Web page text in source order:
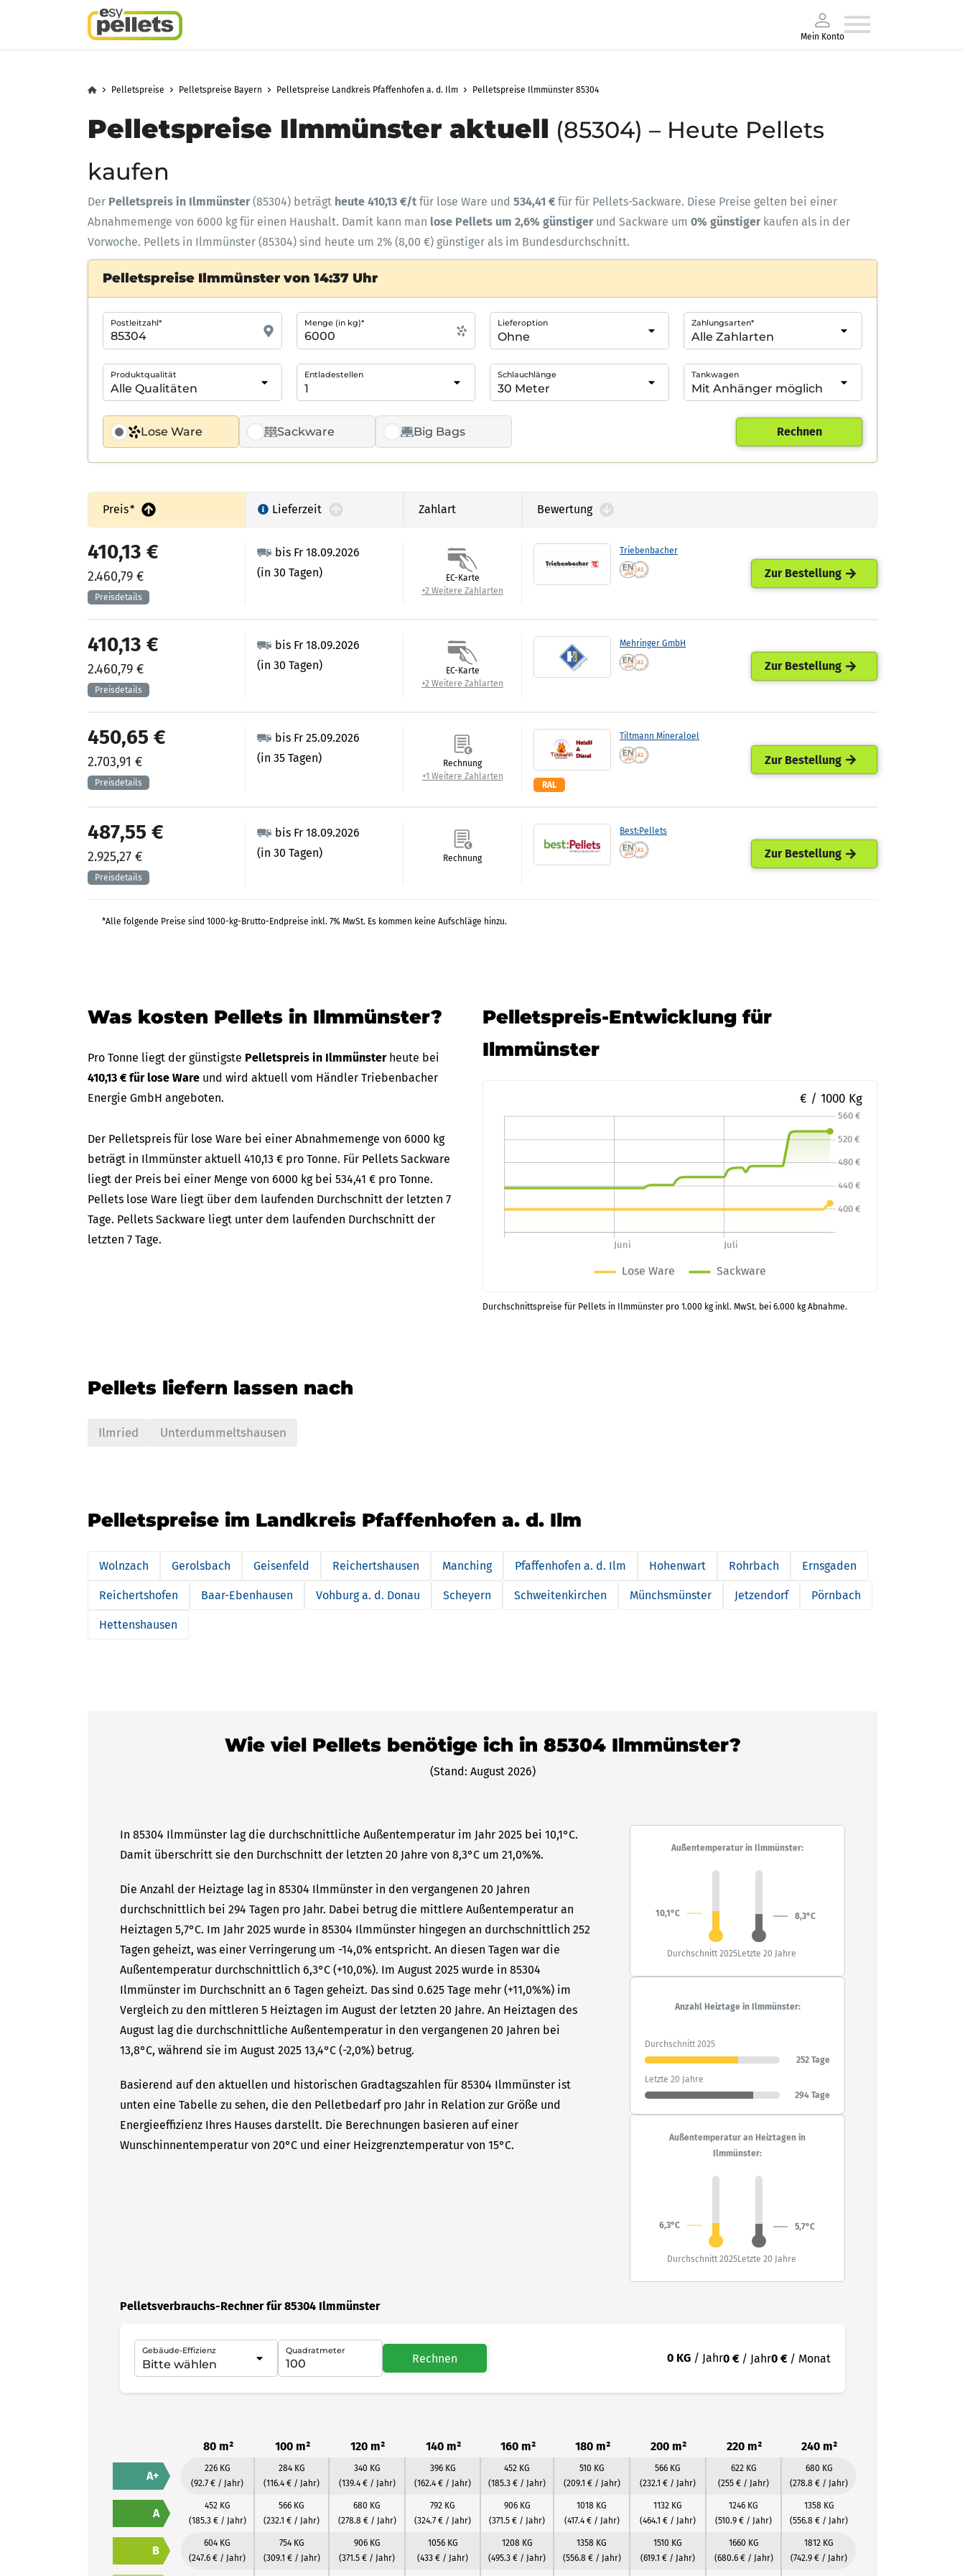
Mein Konto
Pelletspreise Pelletspreise Bayern Pelletspreise Landkreis Pfaffenhofen a. d. Ilm Pelletspreise Ilmmünster 85304
Pelletspreise Ilmmünster aktuell (85304) – Heute Pellets
kaufen
Der Pelletspreis in Ilmmünster(85304) beträgt heute 410,13 €/t für lose Ware und 534,41 € für für Pellets-Sackware. Diese Preise gelten bei einer
Abnahmemenge von 6000 kg für einen Haushalt. Damit kann man lose Pellets um 2,6% günstiger und Sackware um 0% günstigerkaufen als in der
Vorwoche. Pellets in Ilmmünster (85304) sind heute um 2% (8,00 €) günstiger als im Bundesdurchschnitt.
Pelletspreise Ilmmünster von 14:37 Uhr
Lose Ware Sackware Big Bags
Postleitzahl* Menge (in kg)* Lieferoption Zahlungsarten*
Produktqualität Entladestellen Schlauchlänge Tankwagen
Rechnen
Preis* Lieferzeit Zahlart Bewertung
Triebenbacher
bis Fr 18.09.2026
(in 30 Tagen)
410,13 €
2.460,79 €
EC-Karte
+2 Weitere Zahlarten
Zur Bestellung
Mehringer GmbH
bis Fr 18.09.2026
(in 30 Tagen)
410,13 €
2.460,79 €
EC-Karte
+2 Weitere Zahlarten
Zur Bestellung
Tiltmann Mineraloel
RAL
bis Fr 25.09.2026
(in 35 Tagen)
450,65 €
2.703,91 €
Rechnung
+1 Weitere Zahlarten
Zur Bestellung
Best:Pellets
bis Fr 18.09.2026
(in 30 Tagen)
487,55 €
2.925,27 € Rechnung Zur Bestellung
*Alle folgende Preise sind 1000-kg-Brutto-Endpreise inkl. 7% MwSt. Es kommen keine Aufschläge hinzu.
Was kosten Pellets in Ilmmünster?
Pro Tonne liegt der günstigste Pelletspreis in Ilmmünster heute bei
410,13 € für lose Ware und wird aktuell vom Händler Triebenbacher
Energie GmbH angeboten.
Der Pelletspreis für lose Ware bei einer Abnahmemenge von 6000 kg
beträgt in Ilmmünster aktuell 410,13 € pro Tonne. Für Pellets Sackware
liegt der Preis bei einer Menge von 6000 kg bei 534,41 € pro Tonne.
Pellets lose Ware liegt über dem laufenden Durchschnitt der letzten 7
Tage. Pellets Sackware liegt unter dem laufenden Durchschnitt der
letzten 7 Tage.
Pelletspreis-Entwicklung für
Ilmmünster
€ / 1000 Kg
Durchschnittspreise für Pellets in Ilmmünster pro 1.000 kg inkl. MwSt. bei 6.000 kg Abnahme.
Pellets liefern lassen nach
Ilmried Unterdummeltshausen
Pelletspreise im Landkreis Pfaffenhofen a. d. Ilm
Wolnzach Gerolsbach Geisenfeld Reichertshausen Manching Pfaffenhofen a. d. Ilm Hohenwart Rohrbach Ernsgaden
Reichertshofen Baar-Ebenhausen Vohburg a. d. Donau Scheyern Schweitenkirchen Münchsmünster Jetzendorf Pörnbach
Hettenshausen
Wie viel Pellets benötige ich in 85304 Ilmmünster?
(Stand: August 2026)
In 85304 Ilmmünster lag die durchschnittliche Außentemperatur im Jahr 2025 bei 10,1°C.
Damit überschritt sie den Durchschnitt der letzten 20 Jahre von 8,3°C um 21,0%%.
Die Anzahl der Heiztage lag in 85304 Ilmmünster in den vergangenen 20 Jahren
durchschnittlich bei 294 Tagen pro Jahr. Dabei betrug die mittlere Außentemperatur an
Heiztagen 5,7°C. Im Jahr 2025 wurde in 85304 Ilmmünster hingegen an durchschnittlich 252
Tagen geheizt, was einer Verringerung um -14,0% entspricht. An diesen Tagen war die
Außentemperatur durchschnittlich 6,3°C (+10,0%). Im August 2025 wurde in 85304
Ilmmünster im Durchschnitt an 6 Tagen geheizt. Das sind 0.625 Tage mehr (+11,0%%) im
Vergleich zu den mittleren 5 Heiztagen im August der letzten 20 Jahre. An Heiztagen des
August lag die durchschnittliche Außentemperatur in den vergangenen 20 Jahren bei
13,8°C, während sie im August 2025 13,4°C (-2,0%) betrug.
Basierend auf den aktuellen und historischen Gradtagszahlen für 85304 Ilmmünster ist
unten eine Tabelle zu sehen, die den Pelletbedarf pro Jahr in Relation zur Größe und
Energieeffizienz Ihres Hauses darstellt. Die Berechnungen basieren auf einer
Wunschinnentemperatur von 20°C und einer Heizgrenztemperatur von 15°C.
Außentemperatur in Ilmmünster:
10,1°C 8,3°C
Durchschnitt 2025Letzte 20 Jahre
Anzahl Heiztage in Ilmmünster:
Durchschnitt 2025
252 Tage
Letzte 20 Jahre
294 Tage
Außentemperatur an Heiztagen in
Ilmmünster:
6,3°C 5,7°C
Durchschnitt 2025Letzte 20 Jahre
Pelletsverbrauchs-Rechner für 85304 Ilmmünster
Gebäude-Effizienz Quadratmeter
Rechnen 0 KG / Jahr0 € / Jahr0 € / Monat
80 m² 100 m² 120 m² 140 m² 160 m² 180 m² 200 m² 220 m² 240 m²
A+
226 KG
(92.7 € / Jahr)
284 KG
(116.4 € / Jahr)
340 KG
(139.4 € / Jahr)
396 KG
(162.4 € / Jahr)
452 KG
(185.3 € / Jahr)
510 KG
(209.1 € / Jahr)
566 KG
(232.1 € / Jahr)
622 KG
(255 € / Jahr)
680 KG
(278.8 € / Jahr)
A
452 KG
(185.3 € / Jahr)
566 KG
(232.1 € / Jahr)
680 KG
(278.8 € / Jahr)
792 KG
(324.7 € / Jahr)
906 KG
(371.5 € / Jahr)
1018 KG
(417.4 € / Jahr)
1132 KG
(464.1 € / Jahr)
1246 KG
(510.9 € / Jahr)
1358 KG
(556.8 € / Jahr)
B
604 KG
(247.6 € / Jahr)
754 KG
(309.1 € / Jahr)
906 KG
(371.5 € / Jahr)
1056 KG
(433 € / Jahr)
1208 KG
(495.3 € / Jahr)
1358 KG
(556.8 € / Jahr)
1510 KG
(619.1 € / Jahr)
1660 KG
(680.6 € / Jahr)
1812 KG
(742.9 € / Jahr)